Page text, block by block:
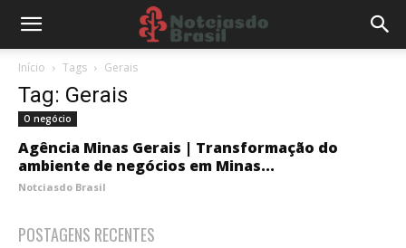
Início Tags Gerais
Tag: Gerais
O negócio
Agência Minas Gerais | Transformação do
ambiente de negócios em Minas...
Notciasdo Brasil
POSTAGENS RECENTES